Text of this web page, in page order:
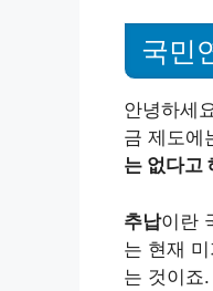
국민
안녕하세
금 제도에
는 없다고
추납이란
는 현재
는 것이죠